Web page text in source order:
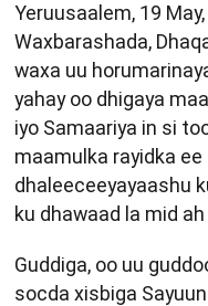
Yeruusaalem, 19
Waxbarashada,
waxa uu
yahay oo dhigaya
iyo Samaariya in si
maamulka rayidka
dhaleeceeyayaashu
ku dhawaad ​​la mid
Guddiga, oo uu
socda xisbiga